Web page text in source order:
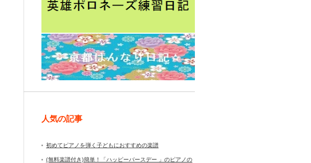
人気の記事
初めてピアノを弾く子どもにおすすめの楽譜
(無料楽譜付き)簡単！「ハッピーバースデー 」のピアノの